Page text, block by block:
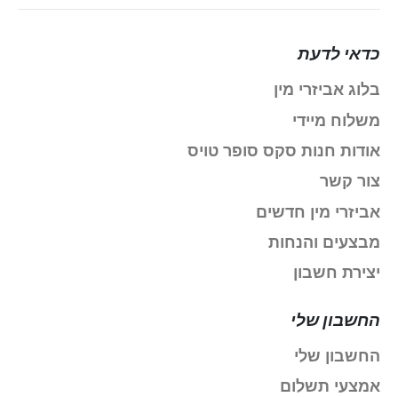
כדאי לדעת
בלוג אביזרי מין
משלוח מיידי
אודות חנות סקס סופר טויס
צור קשר
אביזרי מין חדשים
מבצעים והנחות
יצירת חשבון
החשבון שלי
החשבון שלי
אמצעי תשלום